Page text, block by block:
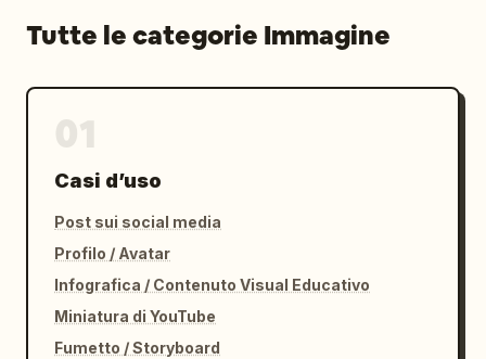
Tutte le categorie Immagine
Casi d’uso
Post sui social media
Profilo / Avatar
Infografica / Contenuto Visual Educativo
Miniatura di YouTube
Fumetto / Storyboard